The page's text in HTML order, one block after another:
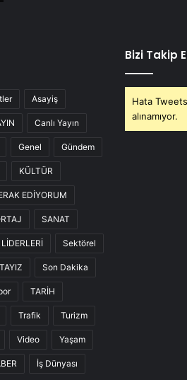
Asayiş
Canlı Yayın
Genel Gündem
KÜLTÜR
EDİYORUM
SANAT
Sektörel
Son Dakika
TARİH
Trafik Turizm
Video Yaşam
İş Dünyası
Bizi Takip
Hata
alınamıyor.